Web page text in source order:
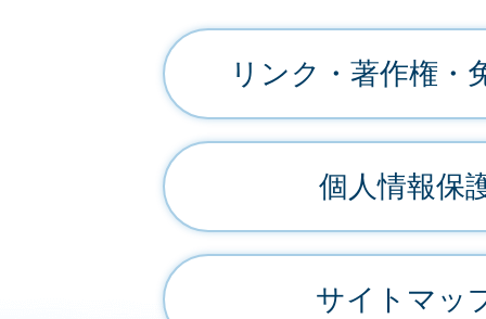
リンク・著作権・
個人情報保
サイトマッ